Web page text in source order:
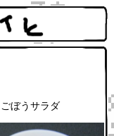
ぼうサラダ